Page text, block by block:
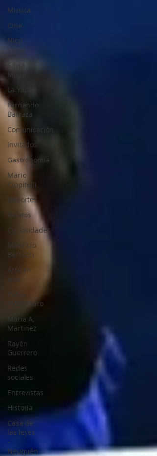
Musica
Cine
Nico
Visne
Silvia
Majul
La Yapa
Fernando
Barraza
Comunicación
Invitados
Gastronomia
Mario
Cippitelli
Deportes
Relatos
Curiosidades
Mauricio
Bertuzzi
Arte en
vivo
Pablo
Montanaro
Maria A,
Martinez
Rayén
Guerrero
Redes
sociales
Entrevistas
Historia
Casa de
las leyes
-
Neuquén